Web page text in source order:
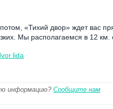
«Тихий двор» ждет вас
Мы располагаемся в 12
информацию? Сообщите нам